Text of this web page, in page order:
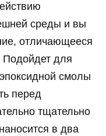
среды и вы
отличающееся
Подойдет для
смолы
перед
тщательно
в два